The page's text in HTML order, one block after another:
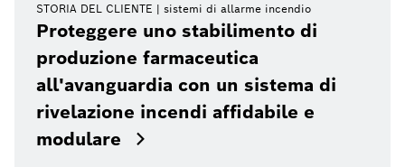
STORIA DEL CLIENTE sistemi di allarme incendio
Proteggere uno stabilimento di
produzione farmaceutica
all'avanguardia con un sistema di
rivelazione incendi affidabile e
modulare